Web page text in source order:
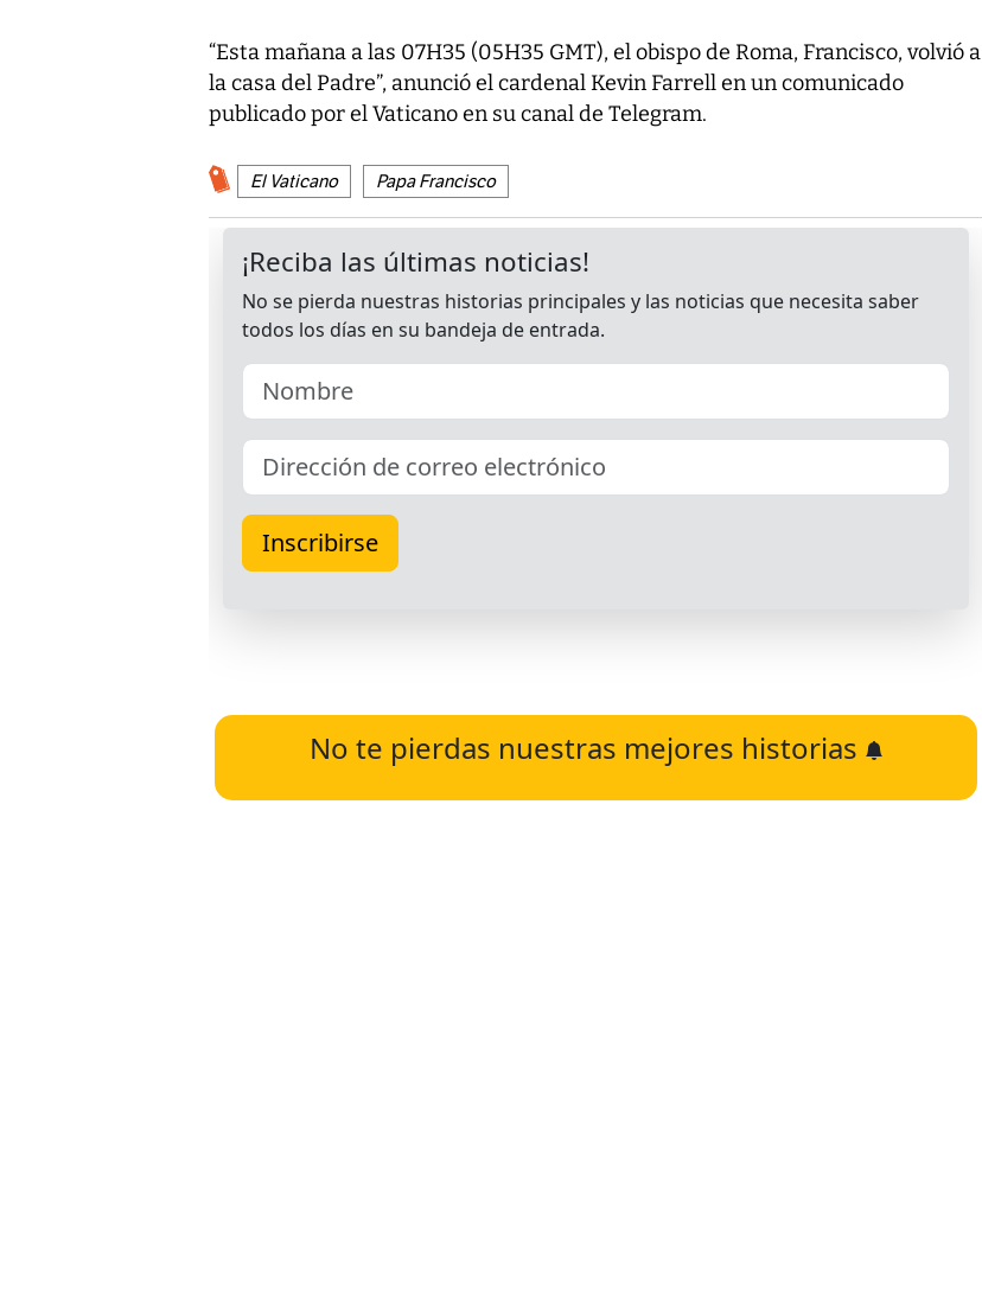
“Esta mañana a las 07H35 (05H35 GMT), el obispo de Roma, Francisco, volvió a
la casa del Padre”, anunció el cardenal Kevin Farrell en un comunicado
publicado por el Vaticano en su canal de Telegram.
El Vaticano Papa Francisco
No te pierdas nuestras mejores historias